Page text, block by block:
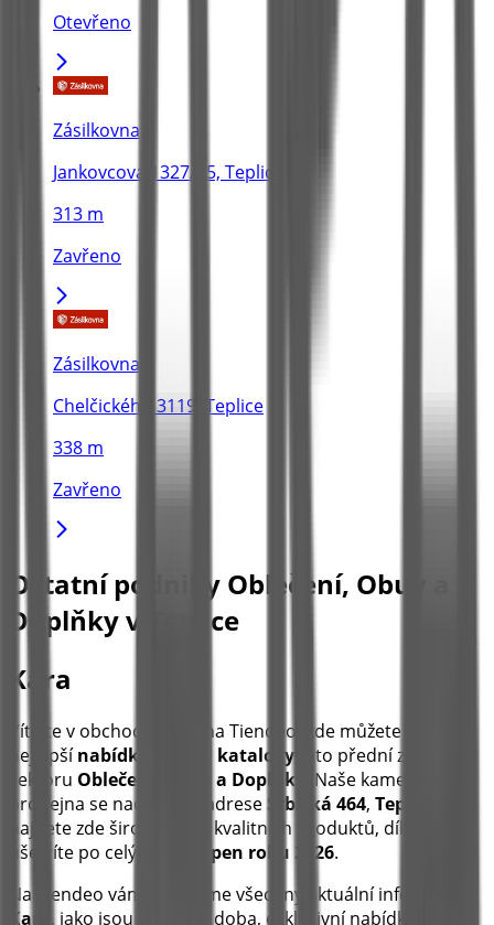
Otevřeno
Zásilkovna
Jankovcova 1327/25, Teplice
313 m
Zavřeno
Zásilkovna
Chelčického 3119, Teplice
338 m
Zavřeno
Ostatní podniky Oblečení, Obuv a
Doplňky v Teplice
Kara
Vítejte v obchodě
na Tiendeo, kde můžete objevit
nejlepšínabídky katalogy této přední značky v
sektoru Oblečení, Obuv a Doplňky
. Naše kamenná
prodejna se nachází na adrese Srbická 464, Teplice
najdete zde široký výběr kvalitních produktů, díky nimž
ušetříte po celý měsíc
srpen roku 2026.
Na Tiendeo vám přinášíme všechny aktuální informace o
Kara , jako jsou otevírací doba, exkluzivní nabídky a